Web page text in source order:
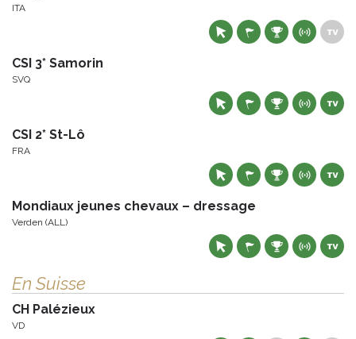
ITA
CSI 3* Samorin
SVQ
CSI 2* St-Lô
FRA
Mondiaux jeunes chevaux – dressage
Verden (ALL)
En Suisse
CH Palézieux
VD